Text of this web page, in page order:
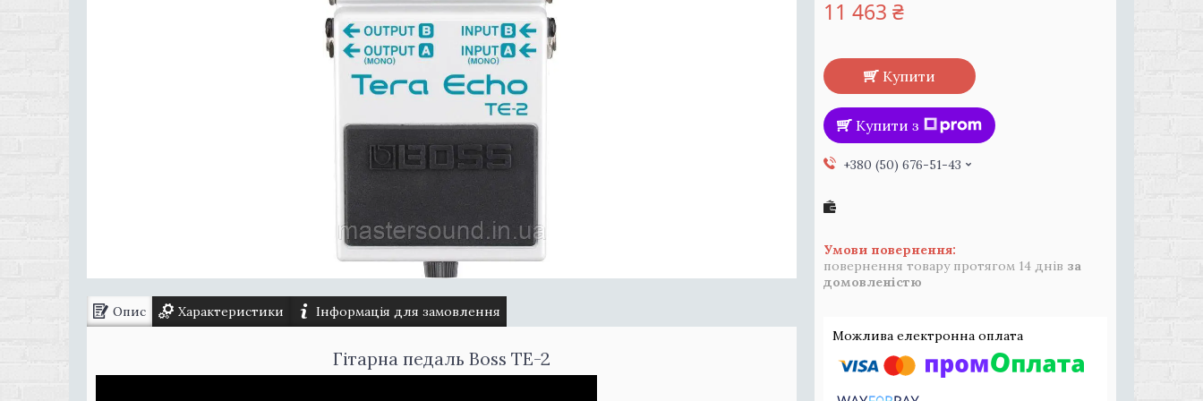
Опис Характеристики Інформація для замовлення
Гітарна педаль Boss TE-2
11 463 ₴
Купити
Купити з
+380 (50) 676-51-43
повернення товару протягом 14 днів за
домовленістю